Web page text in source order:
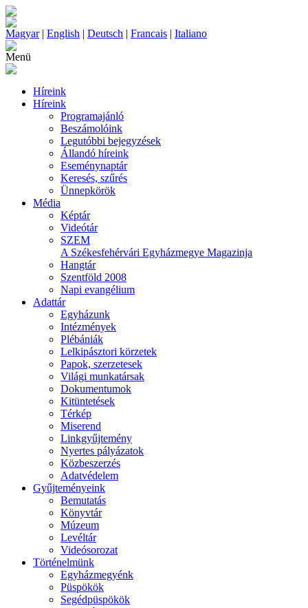
Magyar| English | Deutsch | Francais | Italiano
Menü
Híreink
Híreink
Programajánló
Beszámolóink
Legutóbbi bejegyzések
Állandó híreink
Eseménynaptár
Keresés, szűrés
Ünnepkörök
Média
Képtár
Videótár
SZEM
A Székesfehérvári Egyházmegye Magazinja
Hangtár
Szentföld 2008
Napi evangélium
Adattár
Egyházunk
Intézmények
Plébániák
Lelkipásztori körzetek
Papok, szerzetesek
Világi munkatársak
Dokumentumok
Kitüntetések
Térkép
Miserend
Linkgyűjtemény
Nyertes pályázatok
Közbeszerzés
Adatvédelem
Gyűjteményeink
Bemutatás
Könyvtár
Múzeum
Levéltár
Videósorozat
Történelmünk
Egyházmegyénk
Püspökök
Segédpüspökök